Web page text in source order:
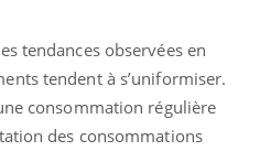
tendances observées en
tendent à s’uniformiser.
consommation régulière
des consommations